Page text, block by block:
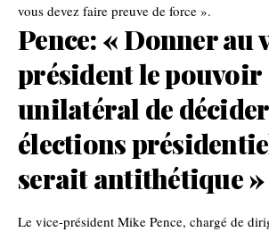
vous devez faire preuve de force ».
Pence: « Donner au
président le pouvoir
unilatéral de
élections
serait antithétique »
Le vice-président Mike Pence, chargé de